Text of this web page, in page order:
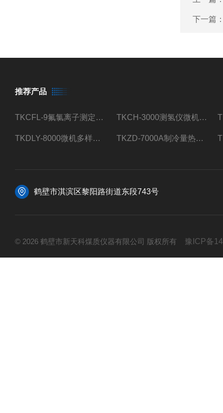
下一篇
推荐产品
TKCFL-9氟氯离子测定仪自动煤质检测 TKCH-3000测氢仪微机氢元素测定煤质检测
TKDLY-8000微机多样测硫仪自动定硫仪化验室硫含量测定 TKZD-7000A制冷量热仪自动升降热值仪煤质检测
鹤壁市淇滨区黎阳路街道东段743号
© 2026 鹤壁市新天科煤质仪器有限公司 版权所有 豫ICP备